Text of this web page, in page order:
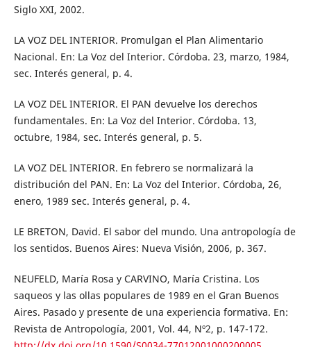
Siglo XXI, 2002.
LA VOZ DEL INTERIOR. Promulgan el Plan Alimentario
Nacional. En: La Voz del Interior. Córdoba. 23, marzo, 1984,
sec. Interés general, p. 4.
LA VOZ DEL INTERIOR. El PAN devuelve los derechos
fundamentales. En: La Voz del Interior. Córdoba. 13,
octubre, 1984, sec. Interés general, p. 5.
LA VOZ DEL INTERIOR. En febrero se normalizará la
distribución del PAN. En: La Voz del Interior. Córdoba, 26,
enero, 1989 sec. Interés general, p. 4.
LE BRETON, David. El sabor del mundo. Una antropología de
los sentidos. Buenos Aires: Nueva Visión, 2006, p. 367.
NEUFELD, María Rosa y CARVINO, María Cristina. Los
saqueos y las ollas populares de 1989 en el Gran Buenos
Aires. Pasado y presente de una experiencia formativa. En:
Revista de Antropología, 2001, Vol. 44, Nº2, p. 147-172.